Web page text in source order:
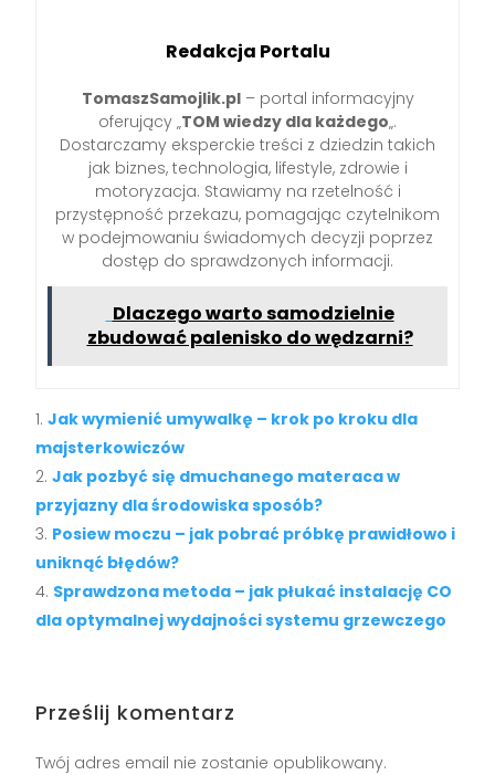
Redakcja Portalu
TomaszSamojlik.pl– portal informacyjny
oferujący „TOM wiedzy dla każdego„.
Dostarczamy eksperckie treści z dziedzin takich
jak biznes, technologia, lifestyle, zdrowie i
motoryzacja. Stawiamy na rzetelność i
przystępność przekazu, pomagając czytelnikom
w podejmowaniu świadomych decyzji poprzez
dostęp do sprawdzonych informacji.
Dlaczego warto samodzielnie
zbudować palenisko do wędzarni?
Jak wymienić umywalkę – krok po kroku dla
majsterkowiczów
Jak pozbyć się dmuchanego materaca w
przyjazny dla środowiska sposób?
Posiew moczu – jak pobrać próbkę prawidłowo i
uniknąć błędów?
Sprawdzona metoda – jak płukać instalację CO
dla optymalnej wydajności systemu grzewczego
Prześlij komentarz
Twój adres email nie zostanie opublikowany.